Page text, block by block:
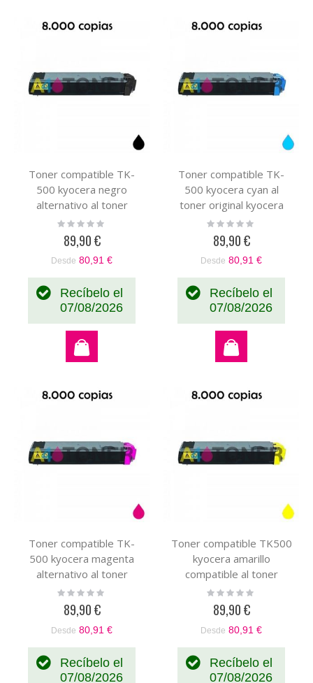
Toner compatible TK-
500 kyocera negro
alternativo al toner
original Kyocera
370PD0KW TK500
Rating:
89,90 €
Desde 80,91 €
Recíbelo el
07/08/2026
Toner compatible TK-
500 kyocera cyan al
toner original kyocera
370PD5KW TK500
Rating:
89,90 €
Desde 80,91 €
Recíbelo el
07/08/2026
Toner compatible TK-
500 kyocera magenta
alternativo al toner
original kyocera
370PD4KW TK500
Rating:
89,90 €
Desde 80,91 €
Recíbelo el
07/08/2026
Toner compatible TK500
kyocera amarillo
compatible al toner
original Kyocera
370PD3KW TK-500
Rating:
89,90 €
Desde 80,91 €
Recíbelo el
07/08/2026